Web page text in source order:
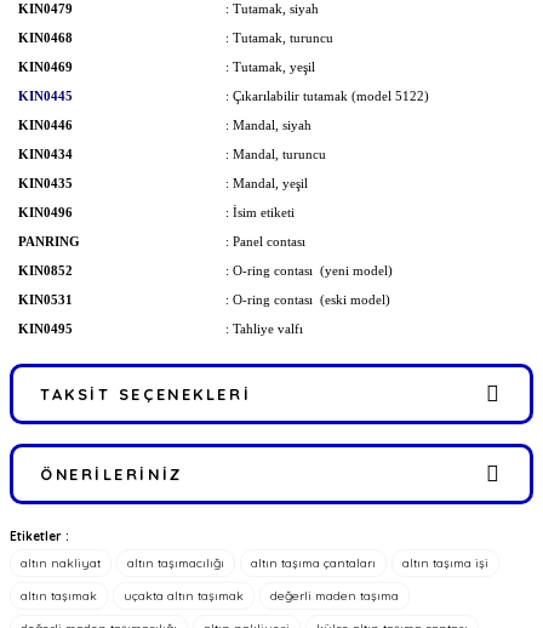
KIN0479
: Tutamak, siyah
KIN0468
: Tutamak, turuncu
KIN0469
: Tutamak, yeşil
KIN0445
: Çıkarılabilir tutamak (model 5122)
KIN0446
: Mandal, siyah
KIN0434
: Mandal, turuncu
KIN0435
: Mandal, yeşil
KIN0496
: İsim etiketi
PANRING
: Panel contası
KIN0852
: O-ring contası (yeni model)
KIN0531
: O-ring contası (eski model)
KIN0495
: Tahliye valfı
TAKSIT SEÇENEKLERI
ÖNERILERINIZ
Bu ürünün fiyat bilgisi, resim, ürün açıklamalarında ve diğer
konularda yetersiz gördüğünüz noktaları öneri formunu kullanarak
tarafımıza iletebilirsiniz.
Etiketler :
altın nakliyat
altın taşımacılığı altın taşıma çantaları altın taşıma işi
altın taşımak uçakta altın taşımak değerli maden taşıma